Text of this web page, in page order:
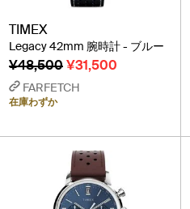
TIMEX
Legacy 42mm 腕時計 - ブルー
¥48,500¥31,500
FARFETCH
在庫わずか